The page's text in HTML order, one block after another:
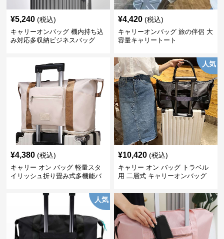
¥5,240 (税込)
キャリーオンバッグ 機内持ち込
み対応多収納ビジネスバッグ
¥4,420 (税込)
キャリーオンバッグ 旅の伴侶 大
容量キャリートート
¥4,380 (税込)
キャリー オン バッグ 軽量スタ
イリッシュ折り畳み式多機能バ
人気
¥10,420 (税込)
キャリー オン バッグ トラベル
用 二層式 キャリーオンバッグ
人気